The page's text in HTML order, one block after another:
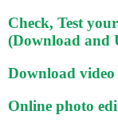
Check, Test
(Download and
Download
Online photo